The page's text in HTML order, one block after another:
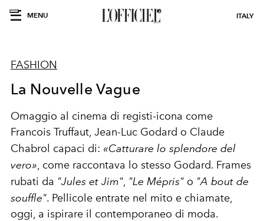
MENU ITALY
FASHION
La Nouvelle Vague
Omaggio al cinema di registi-icona come
Francois Truffaut, Jean-Luc Godard o Claude
Chabrol capaci di: «Catturare lo splendore del
vero», come raccontava lo stesso Godard. Frames
rubati da "Jules et Jim", "Le Mépris" o "A bout de
souffle". Pellicole entrate nel mito e chiamate,
oggi, a ispirare il contemporaneo di moda.